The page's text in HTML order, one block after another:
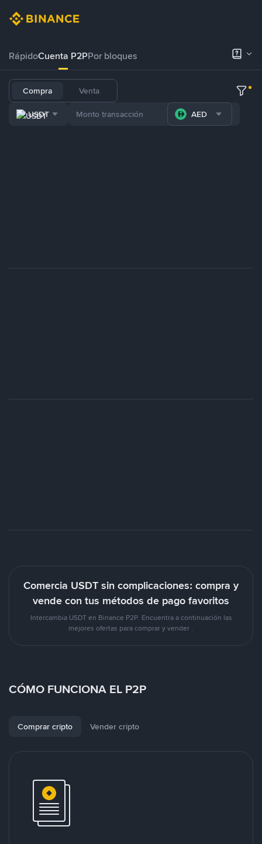
RápidoCuenta P2PPor bloques
Compra Venta
USDT AED
Comercia USDT sin complicaciones: compra y
vende con tus métodos de pago favoritos
Intercambia USDT en Binance P2P. Encuentra a continuación las
mejores ofertas para comprar y vender .
CÓMO FUNCIONA EL P2P
Comprar cripto Vender cripto